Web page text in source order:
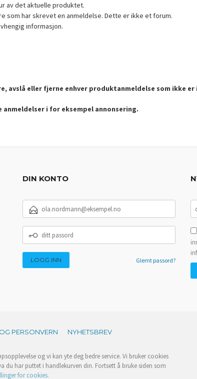
av det aktuelle produktet.
som har skrevet en anmeldelse. Dette er ikke et forum.
informasjon.
avslå eller fjerne enhver produktanmeldelse som ikke
i for eksempel annonsering.
DIN KONTO
POSTADRESSE
PASSORD
Glemt passord?
PERSONVERN NYHETSBREV
og vi kan yte deg bedre service. Vi bruker cookies
du har puttet i handlekurven din. Fortsett å bruke siden som
for cookies.